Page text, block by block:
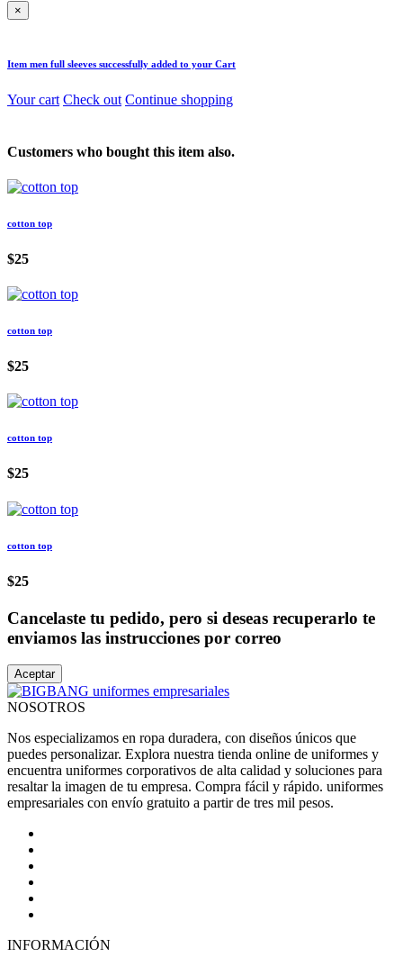
×
Item men full sleeves successfully added to your Cart
Your cart Check out Continue shopping
Customers who bought this item also.
cotton top
$25
cotton top
$25
cotton top
$25
cotton top
$25
Cancelaste tu pedido, pero si deseas recuperarlo te
enviamos las instrucciones por correo
Aceptar
NOSOTROS
Nos especializamos en ropa duradera, con diseños únicos que
puedes personalizar. Explora nuestra tienda online de uniformes y
encuentra uniformes corporativos de alta calidad y soluciones para
resaltar la imagen de tu empresa. Compra fácil y rápido. uniformes
empresariales con envío gratuito a partir de tres mil pesos.
INFORMACIÓN